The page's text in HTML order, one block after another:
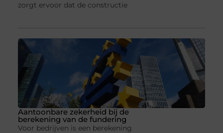
zorgt ervoor dat de constructie
Aantoonbare zekerheid bij de
berekening van de fundering
Voor bedrijven is een berekening